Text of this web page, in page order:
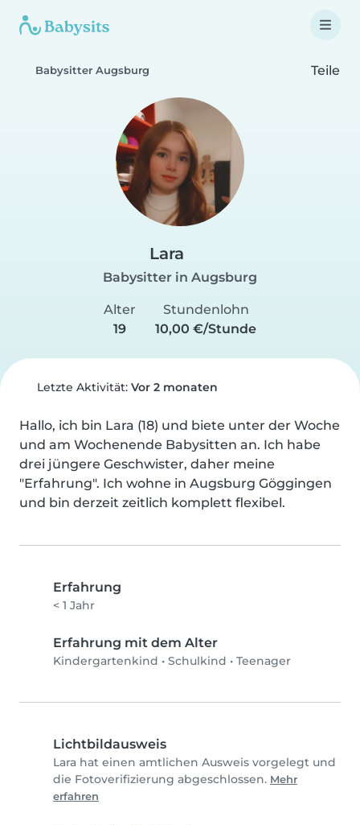
Babysitter Augsburg Teile
Lara
Babysitter in Augsburg
Alter
19
Stundenlohn
10,00 €/Stunde
Letzte Aktivität: Vor 2 monaten
Hallo, ich bin Lara (18) und biete unter der Woche
und am Wochenende Babysitten an. Ich habe
drei jüngere Geschwister, daher meine
"Erfahrung". Ich wohne in Augsburg Göggingen
und bin derzeit zeitlich komplett flexibel.
Erfahrung
< 1 Jahr
Erfahrung mit dem Alter
Kindergartenkind • Schulkind • Teenager
Lichtbildausweis
Lara hat einen amtlichen Ausweis vorgelegt und
die Fotoverifizierung abgeschlossen. Mehr
erfahren